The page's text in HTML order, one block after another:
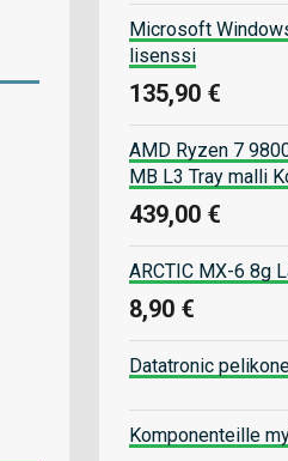
Microsoft
lisenssi
135,90 €
AMD Ryzen 7
MB L3 Tray malli
439,00 €
ARCTIC MX-6 8g
8,90 €
Datatronic
Komponenteille